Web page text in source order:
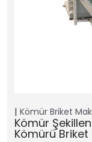
Kömür Briket
Kömür
Kömürü Briket